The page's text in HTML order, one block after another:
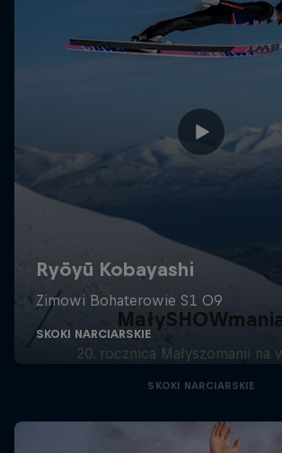
20. rocznica Małyszomanii na
SKOKI NARCIARSKIE